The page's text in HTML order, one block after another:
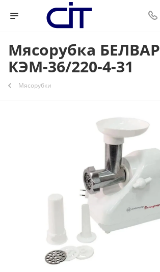
Мясорубка БЕЛВАР
КЭМ-36/220-4-31
Мясорубки